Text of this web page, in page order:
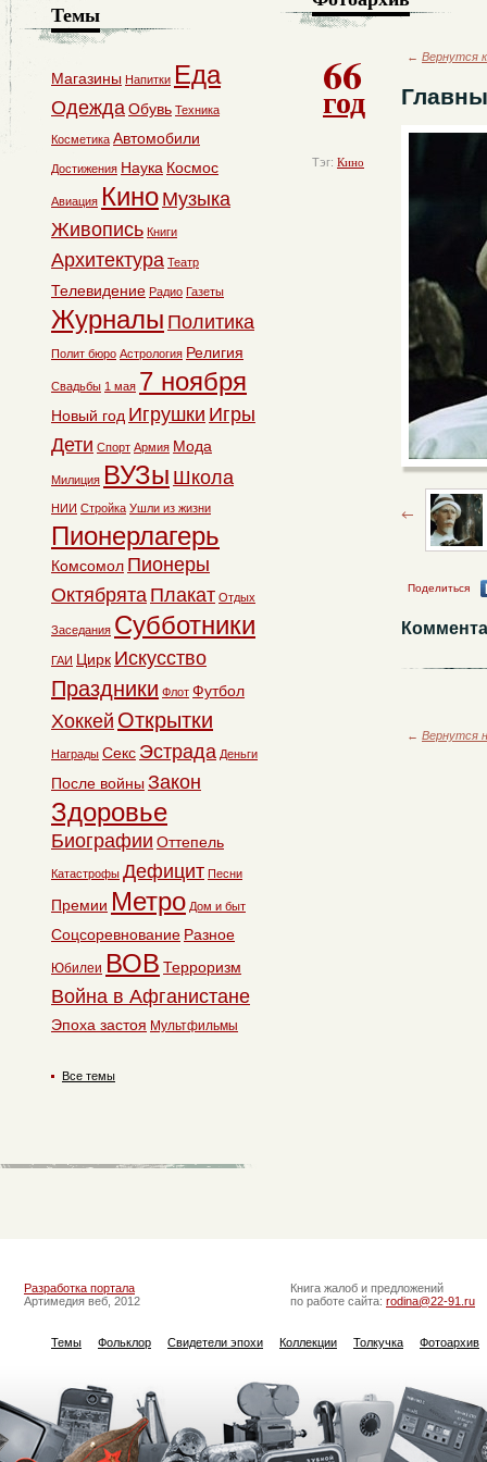
66
год
Тэг: Кино
← Вернутся
Поделиться
← Вернутся
Темы
Магазины Напитки Еда
ОдеждаОбувь Техника
Косметика Автомобили
Достижения Наука Космос
Авиация Кино Музыка
Живопись Книги
Архитектура Театр
Телевидение Радио Газеты
Журналы Политика
Полит бюро Астрология Религия
Свадьбы 1 мая 7 ноября
Новый год Игрушки Игры
Дети Спорт Армия Мода
Милиция ВУЗы Школа
НИИ Стройка Ушли из жизни
Пионерлагерь
Комсомол Пионеры
Октябрята Плакат Отдых
Заседания Субботники
ГАИ Цирк Искусство
Праздники Флот Футбол
Хоккей Открытки
Награды Секс Эстрада Деньги
После войны Закон
Здоровье
Биографии Оттепель
Катастрофы Дефицит Песни
Премии Метро Дом и быт
Соцсоревнование Разное
Юбилеи ВОВ Терроризм
Война в Афганистане
Эпоха застоя Мультфильмы
Все темы
Разработка портала
Артимедия веб, 2012
Книга жалоб и предложений
по работе сайта: rodina@22-91.ru
Темы Фольклор Свидетели эпохи Коллекции Толкучка Фотоархив